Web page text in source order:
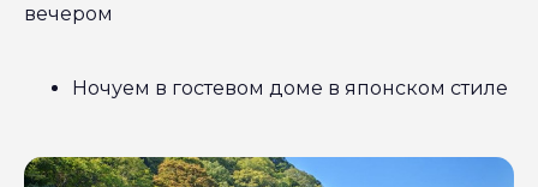
вечером
Ночуем в гостевом доме в японском стиле